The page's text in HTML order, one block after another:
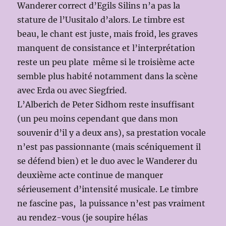
Wanderer correct d’Egils Silins n’a pas la
stature de l’Uusitalo d’alors. Le timbre est
beau, le chant est juste, mais froid, les graves
manquent de consistance et l’interprétation
reste un peu plate même si le troisième acte
semble plus habité notamment dans la scène
avec Erda ou avec Siegfried.
L’Alberich de Peter Sidhom reste insuffisant
(un peu moins cependant que dans mon
souvenir d’il y a deux ans), sa prestation vocale
n’est pas passionnante (mais scéniquement il
se défend bien) et le duo avec le Wanderer du
deuxième acte continue de manquer
sérieusement d’intensité musicale. Le timbre
ne fascine pas, la puissance n’est pas vraiment
au rendez-vous (je soupire hélas